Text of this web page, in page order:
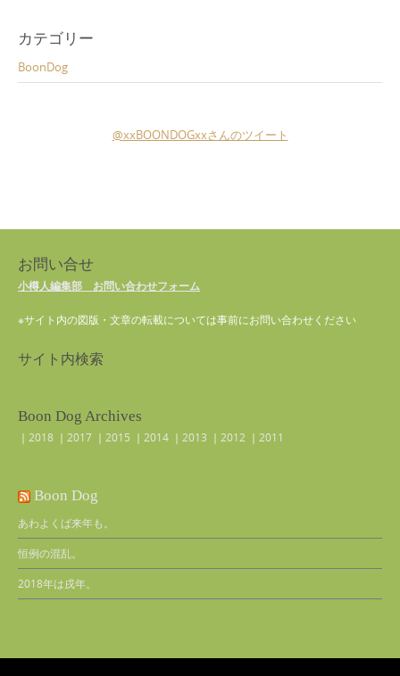
カテゴリー
BoonDog
@xxBOONDOGxxさんのツイート
お問い合せ
小樽人編集部 お問い合わせフォーム
※サイト内の図版・文章の転載については事前にお問い合わせください
サイト内検索
Boon Dog Archives
｜ 2018 ｜ 2017 ｜ 2015 ｜ 2014 ｜ 2013 ｜ 2012 ｜ 2011
Boon Dog
あわよくば来年も。
恒例の混乱。
2018年は戌年。